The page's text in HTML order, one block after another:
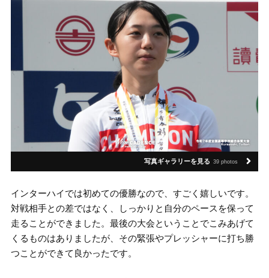
写真ギャラリーを見る 39 photos
インターハイでは初めての優勝なので、すごく嬉しいです。
対戦相手との差ではなく、しっかりと自分のペースを保って
走ることができました。最後の大会ということでこみあげて
くるものはありましたが、その緊張やプレッシャーに打ち勝
つことができて良かったです。